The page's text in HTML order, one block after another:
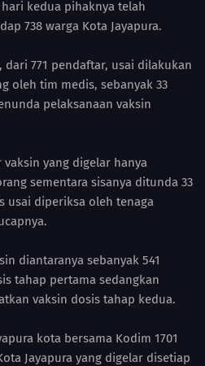
kedua pihaknya telah
738 warga Kota Jayapura.
771 pendaftar, usai dilakukan
oleh tim medis, sebanyak 33
pelaksanaan vaksin
vaksin yang digelar hanya
sementara sisanya ditunda 33
usai diperiksa oleh tenaga
diantaranya sebanyak 541
tahap pertama sedangkan
vaksin dosis tahap kedua.
kota bersama Kodim 1701
Jayapura yang digelar disetiap